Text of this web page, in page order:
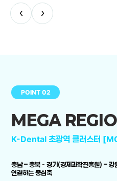
‹ ›
POINT 02
MEGA
K-Dental 초광역 클러스터
충남 – 충북 - 경기(경제과학진흥원) –
연결하는 중심축